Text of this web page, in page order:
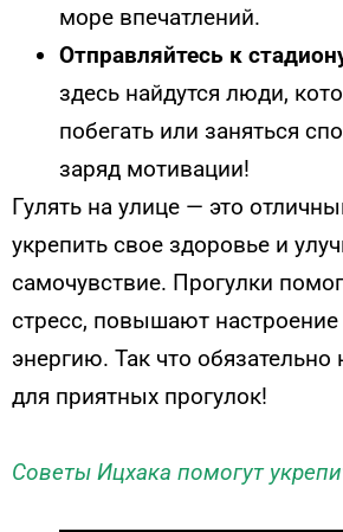
море впечатлений.
Отправляйтесь к
здесь найдутся люди,
побегать или заняться
заряд мотивации!
Гулять на улице — это
укрепить свое здоровье и
самочувствие. Прогулки
стресс, повышают настроение
энергию. Так что обязательно
для приятных прогулок!
Советы Ицхака помогут